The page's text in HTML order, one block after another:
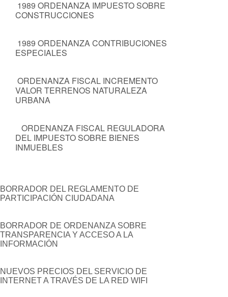
1989 ORDENANZA IMPUESTO SOBRE
CONSTRUCCIONES
1989 ORDENANZA CONTRIBUCIONES
ESPECIALES
ORDENANZA FISCAL INCREMENTO
VALOR TERRENOS NATURALEZA
URBANA
ORDENANZA FISCAL REGULADORA
DEL IMPUESTO SOBRE BIENES
INMUEBLES
BORRADOR DEL REGLAMENTO DE
PARTICIPACIÓN CIUDADANA
BORRADOR DE ORDENANZA SOBRE
TRANSPARENCIA Y ACCESO A LA
INFORMACIÓN
NUEVOS PRECIOS DEL SERVICIO DE
INTERNET A TRAVÉS DE LA RED WIFI